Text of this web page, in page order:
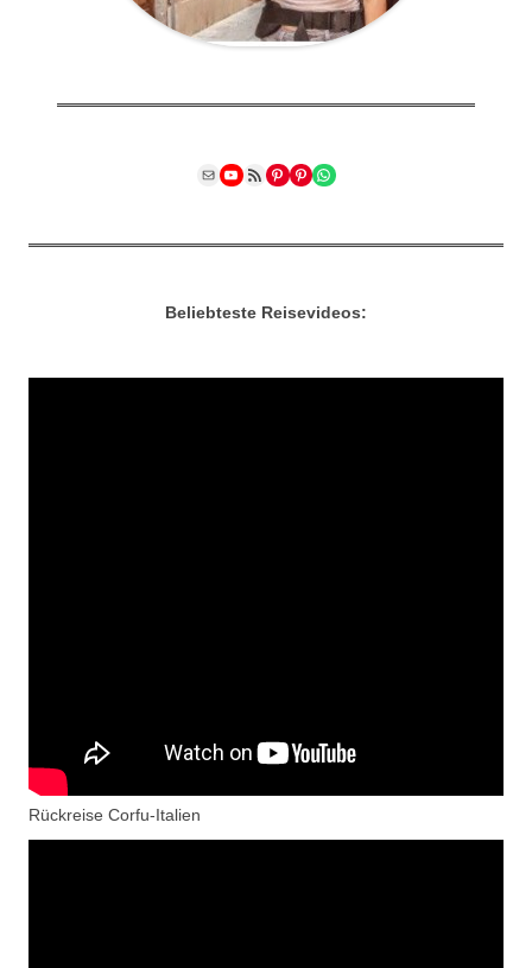
MailYouTube
RSS FeedPinterest
Pinterest
WhatsApp
Beliebteste Reisevideos:
Rückreise Corfu-Italien